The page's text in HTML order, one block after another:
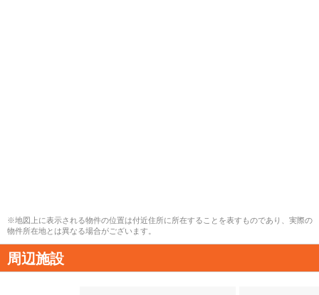
※地図上に表示される物件の位置は付近住所に所在することを表すものであり、実際の
物件所在地とは異なる場合がございます。
周辺施設